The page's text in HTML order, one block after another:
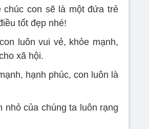
con sẽ là một đứa trẻ
tốt đẹp nhé!
luôn vui vẻ, khỏe mạnh,
xã hội.
hạnh phúc, con luôn là
nhỏ của chúng ta luôn rạng